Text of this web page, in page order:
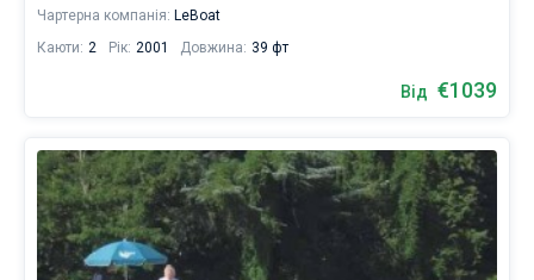
Чартерна компанія: LeBoat
Каюти: 2 Рік: 2001 Довжина: 39 фт
Від €1039